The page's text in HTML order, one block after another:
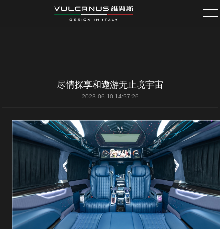
星幻
更多车型
关于维努斯
尽情探享和遨游无止境宇宙
2023-06-10 14:57:26